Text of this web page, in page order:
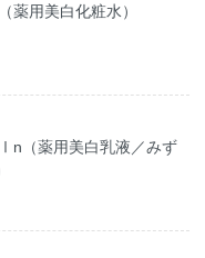
薬用美白化粧水）
（薬用美白乳液／みず